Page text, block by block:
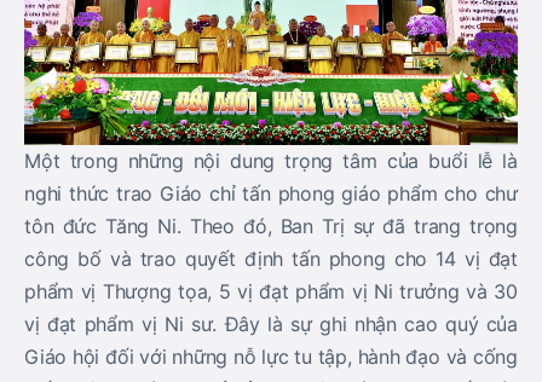
Một trong những nội dung trọng tâm của buổi lễ là
nghi thức trao Giáo chỉ tấn phong giáo phẩm cho chư
tôn đức Tăng Ni. Theo đó, Ban Trị sự đã trang trọng
công bố và trao quyết định tấn phong cho 14 vị đạt
phẩm vị Thượng tọa, 5 vị đạt phẩm vị Ni trưởng và 30
vị đạt phẩm vị Ni sư. Đây là sự ghi nhận cao quý của
Giáo hội đối với những nỗ lực tu tập, hành đạo và cống